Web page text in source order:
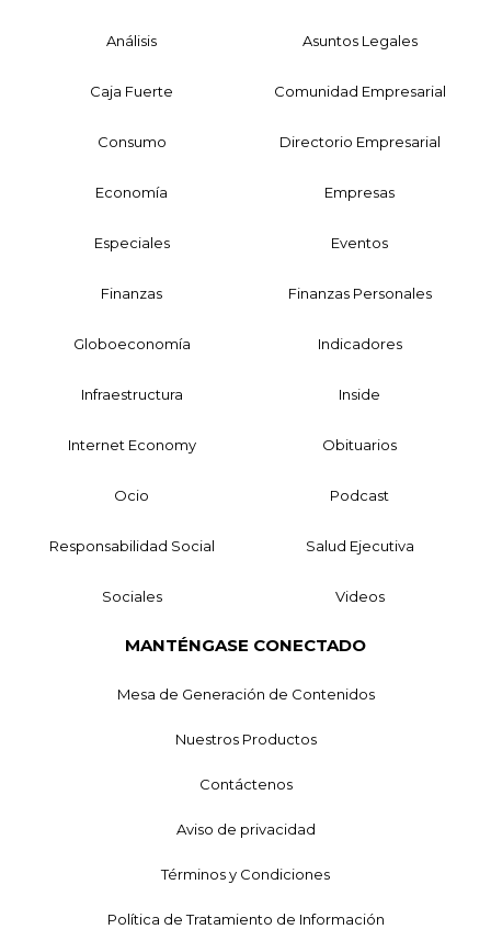
Análisis Asuntos Legales
Caja Fuerte Comunidad Empresarial
Consumo Directorio Empresarial
Economía Empresas
Especiales Eventos
Finanzas Finanzas Personales
Globoeconomía Indicadores
Infraestructura Inside
Internet Economy Obituarios
Ocio Podcast
Responsabilidad Social Salud Ejecutiva
Sociales Videos
MANTÉNGASE CONECTADO
Mesa de Generación de Contenidos
Nuestros Productos
Contáctenos
Aviso de privacidad
Términos y Condiciones
Política de Tratamiento de Información